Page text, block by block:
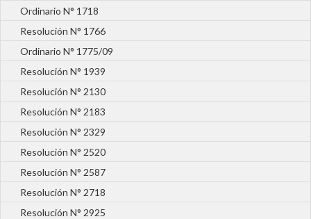
Ordinario N° 1718
Resolución N° 1766
Ordinario N° 1775/09
Resolución N° 1939
Resolución N° 2130
Resolución N° 2183
Resolución N° 2329
Resolución N° 2520
Resolución N° 2587
Resolución N° 2718
Resolución N° 2925